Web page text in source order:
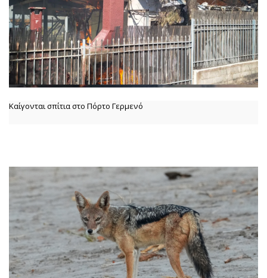
Καίγονται σπίτια στο Πόρτο Γερμενό